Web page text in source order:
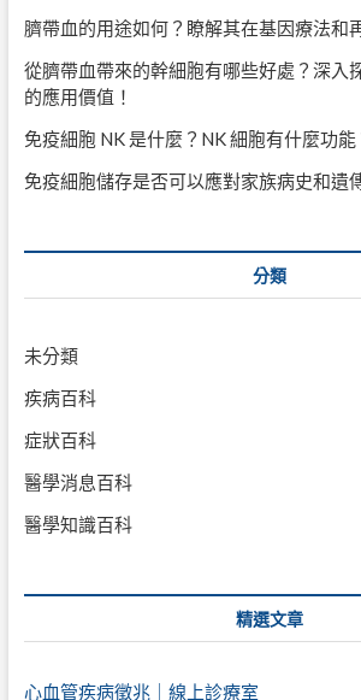
臍帶血的用途如何？瞭解其在基因療法和
從臍帶血帶來的幹細胞有哪些好處？深入
的應用價值！
免疫細胞 NK 是什麼？NK 細胞有什麼功能
免疫細胞儲存是否可以應對家族病史和遺
分類
未分類
疾病百科
症狀百科
醫學消息百科
醫學知識百科
精選文章
心血管疾病徵兆｜線上診療室